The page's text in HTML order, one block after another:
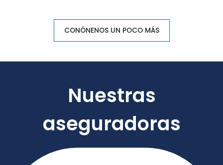
CONÓNENOS UN POCO MÁS
Nuestras
aseguradoras